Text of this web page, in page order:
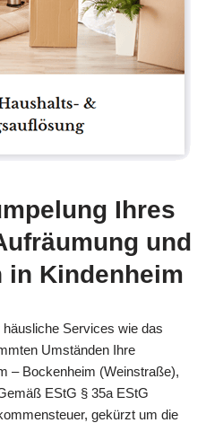
Ihres
und
in Kindenheim
Services wie das
Umständen Ihre
– Bockenheim (Weinstraße),
EStG § 35a EStG
gekürzt um die